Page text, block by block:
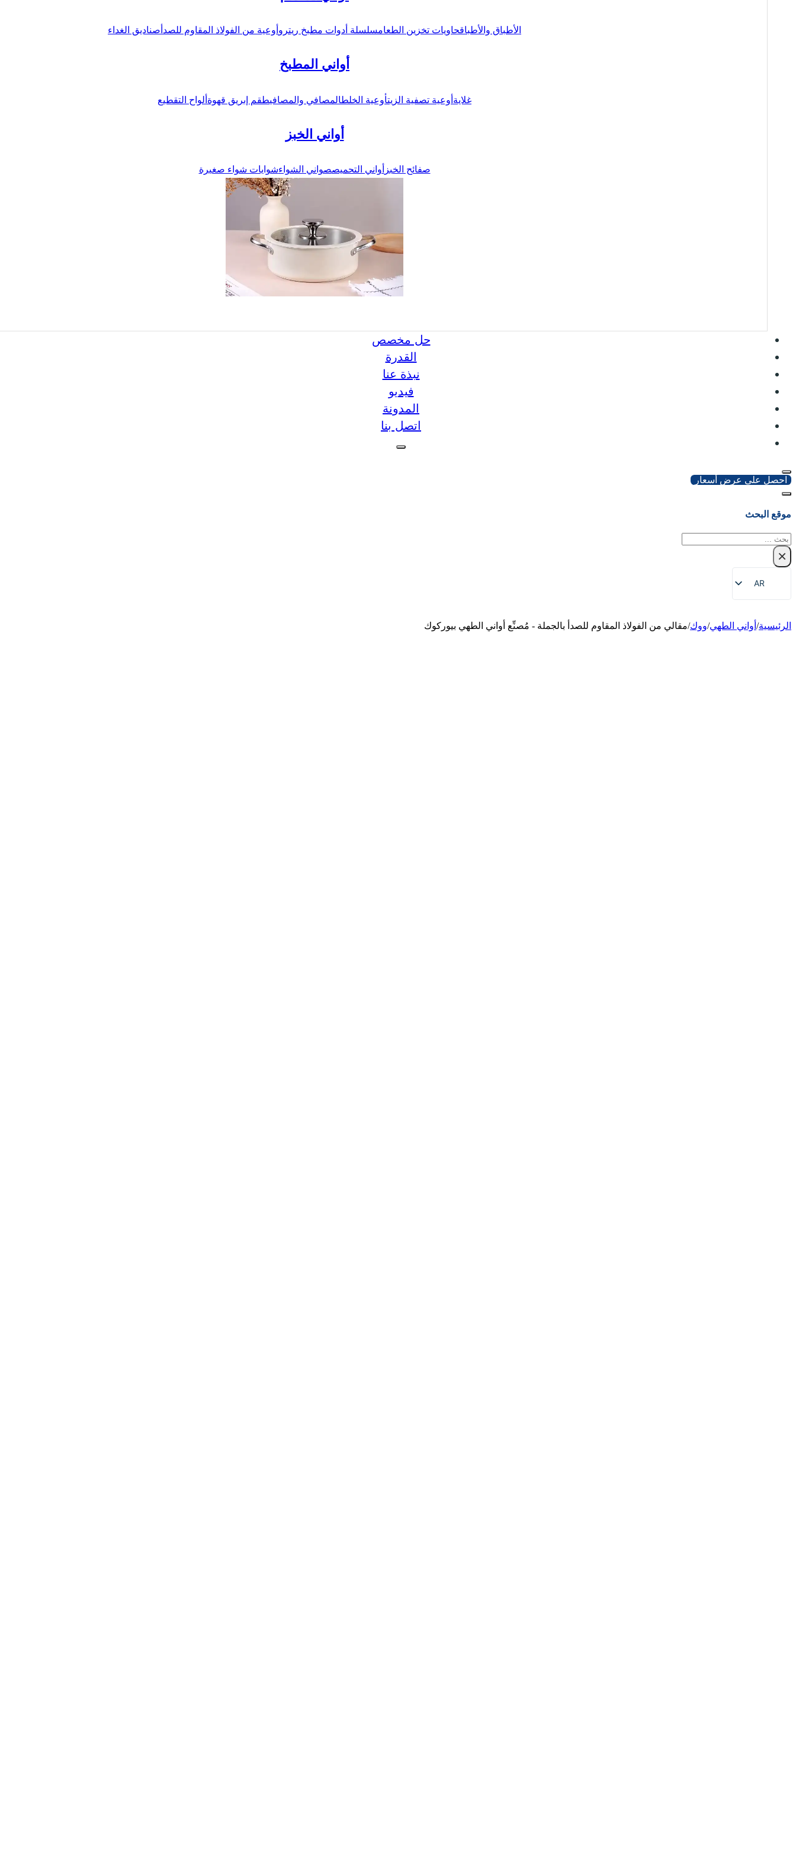
الأطباق والأطباقحاويات تخزين الطعامسلسلة أدوات مطبخ ريترو أوعية من الفولاذ المقاوم للصدأ صناديق الغداء
أواني المطبخ
غلاية أوعية تصفية الزيتأوعية الخلطالمصافي والمصافيطقم إبريق قهوة ألواح التقطيع
أواني الخبز
صفائح الخبز أواني التحميصصواني الشواءشوايات شواء صغيرة
حل مخصص
القدرة
نبذة عنا
فيديو
المدونة
اتصل بنا
احصل على عرض أسعار
موقع البحث
بحث
×
AR
EN
ZH
الرئيسية/ أواني الطهي/ووك/مقالي من الفولاذ المقاوم للصدأ بالجملة - مُصنِّع أواني الطهي بيوركوك